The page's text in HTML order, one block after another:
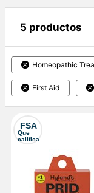
5 productos
Homeopathic
First Aid
FSA
Que
califica